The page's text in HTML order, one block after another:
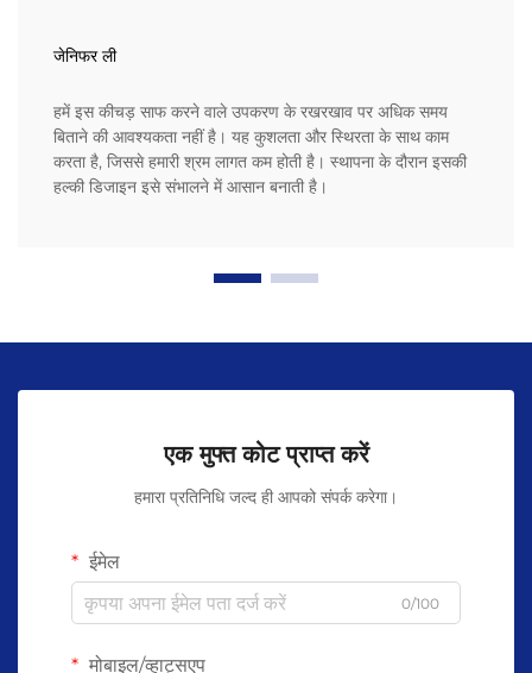
जेनिफर ली
हमें इस कीचड़ साफ करने वाले उपकरण के रखरखाव पर अधिक समय
बिताने की आवश्यकता नहीं है। यह कुशलता और स्थिरता के साथ काम
करता है, जिससे हमारी श्रम लागत कम होती है। स्थापना के दौरान इसकी
हल्की डिजाइन इसे संभालने में आसान बनाती है।
एक मुफ्त कोट प्राप्त करें
हमारा प्रतिनिधि जल्द ही आपको संपर्क करेगा।
ईमेल
0/100
मोबाइल/व्हाट्सएप